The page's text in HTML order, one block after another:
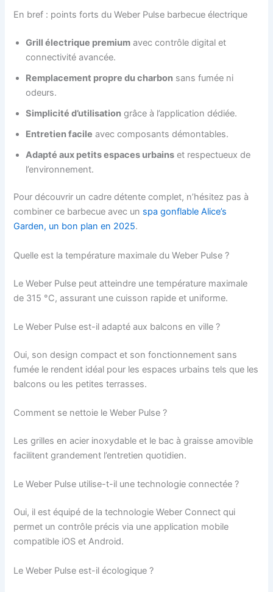
En bref : points forts du Weber Pulse barbecue électrique
Grill électrique premium avec contrôle digital et
connectivité avancée.
Remplacement propre du charbon sans fumée ni
odeurs.
Simplicité d’utilisation grâce à l’application dédiée.
Entretien facile avec composants démontables.
Adapté aux petits espaces urbains et respectueux de
l’environnement.
Pour découvrir un cadre détente complet, n’hésitez pas à
combiner ce barbecue avec un spa gonflable Alice’s
Garden, un bon plan en 2025.
Quelle est la température maximale du Weber Pulse ?
Le Weber Pulse peut atteindre une température maximale
de 315 °C, assurant une cuisson rapide et uniforme.
Le Weber Pulse est-il adapté aux balcons en ville ?
Oui, son design compact et son fonctionnement sans
fumée le rendent idéal pour les espaces urbains tels que les
balcons ou les petites terrasses.
Comment se nettoie le Weber Pulse ?
Les grilles en acier inoxydable et le bac à graisse amovible
facilitent grandement l’entretien quotidien.
Le Weber Pulse utilise-t-il une technologie connectée ?
Oui, il est équipé de la technologie Weber Connect qui
permet un contrôle précis via une application mobile
compatible iOS et Android.
Le Weber Pulse est-il écologique ?